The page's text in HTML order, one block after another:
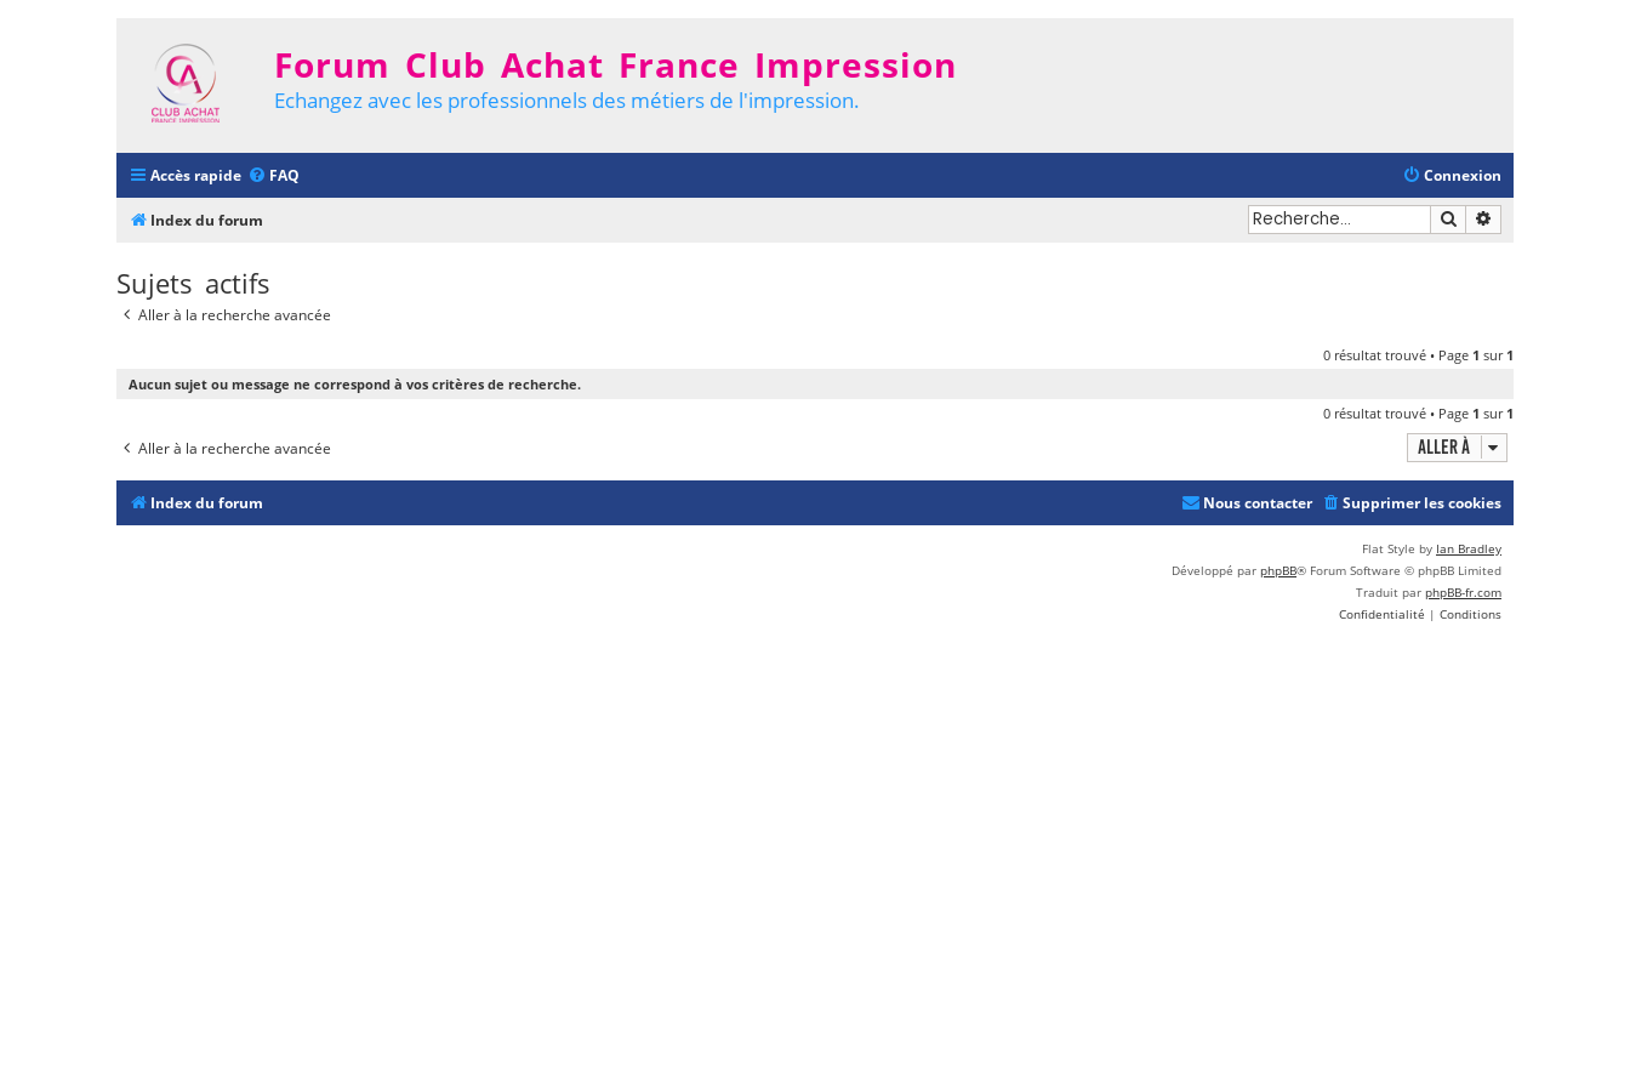
Forum Club Achat France Impression
Echangez avec les professionnels des métiers de l'impression.
Accès rapide FAQ Connexion
Index du forum Rechercher
Sujets actifs
Aller à la recherche avancée
0 résultat trouvé • Page 1 sur 1
Aucun sujet ou message ne correspond à vos critères de recherche.
0 résultat trouvé • Page 1 sur 1
Aller à la recherche avancée Aller à
Index du forum Supprimer les cookies
Nous contacter
Flat Style by Ian Bradley
Développé par phpBB® Forum Software © phpBB Limited
Traduit par phpBB-fr.com
Confidentialité | Conditions